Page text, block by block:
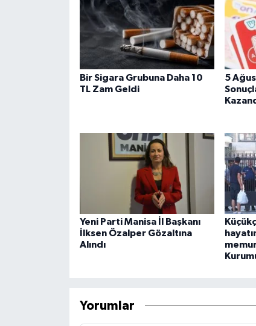
Bir Sigara Grubuna Daha 10
TL Zam Geldi
5
Yeni Parti Manisa İl Başkanı
İlksen Özalper Gözaltına
Alındı
Yorumlar